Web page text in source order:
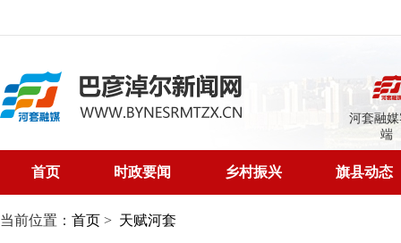
河套融
端
首页 时政要闻 乡村振兴 旗县动态
当前位置： 首页 > 天赋河套